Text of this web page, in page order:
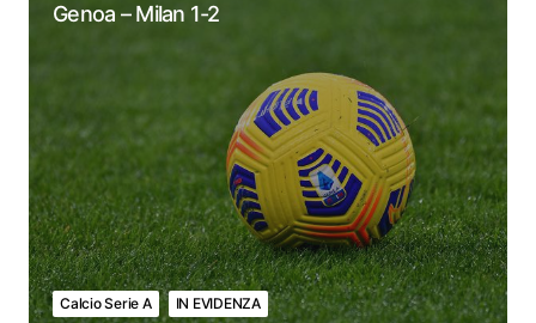
Genoa – Milan 1-2
Calcio Serie A IN EVIDENZA